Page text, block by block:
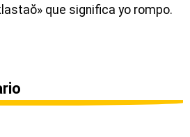
que significa yo rompo.